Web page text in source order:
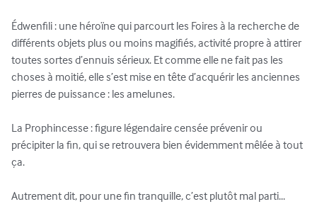
Édwenfili : une héroïne qui parcourt les Foires à la recherche de
différents objets plus ou moins magifiés, activité propre à attirer
toutes sortes d’ennuis sérieux. Et comme elle ne fait pas les
choses à moitié, elle s’est mise en tête d’acquérir les anciennes
pierres de puissance : les amelunes.
La Prophincesse : figure légendaire censée prévenir ou
précipiter la fin, qui se retrouvera bien évidemment mêlée à tout
ça.
Autrement dit, pour une fin tranquille, c’est plutôt mal parti...